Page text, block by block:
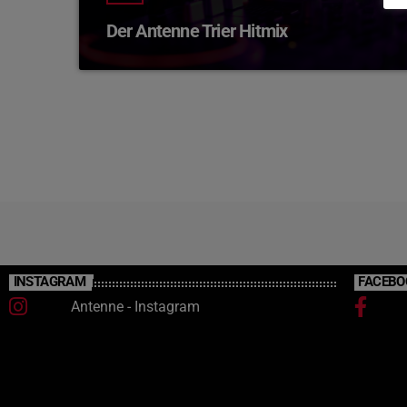
Der Antenne Trier Hitmix
INSTAGRAM
Antenne - Instagram